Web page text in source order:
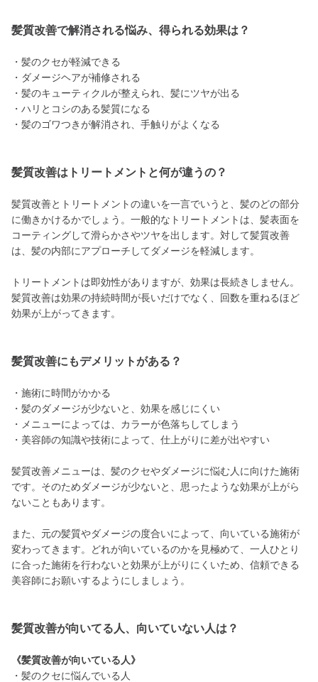
髪質改善で解消される悩み、得られる効果は？
・髪のクセが軽減できる
・ダメージヘアが補修される
・髪のキューティクルが整えられ、髪にツヤが出る
・ハリとコシのある髪質になる
・髪のゴワつきが解消され、手触りがよくなる
髪質改善はトリートメントと何が違うの？
髪質改善とトリートメントの違いを一言でいうと、髪のどの部分
に働きかけるかでしょう。一般的なトリートメントは、髪表面を
コーティングして滑らかさやツヤを出します。対して髪質改善
は、髪の内部にアプローチしてダメージを軽減します。
トリートメントは即効性がありますが、効果は長続きしません。
髪質改善は効果の持続時間が長いだけでなく、回数を重ねるほど
効果が上がってきます。
髪質改善にもデメリットがある？
・施術に時間がかかる
・髪のダメージが少ないと、効果を感じにくい
・メニューによっては、カラーが色落ちしてしまう
・美容師の知識や技術によって、仕上がりに差が出やすい
髪質改善メニューは、髪のクセやダメージに悩む人に向けた施術
です。そのためダメージが少ないと、思ったような効果が上がら
ないこともあります。
また、元の髪質やダメージの度合いによって、向いている施術が
変わってきます。どれが向いているのかを見極めて、一人ひとり
に合った施術を行わないと効果が上がりにくいため、信頼できる
美容師にお願いするようにしましょう。
髪質改善が向いてる人、向いていない人は？
《髪質改善が向いている人》
・髪のクセに悩んでいる人